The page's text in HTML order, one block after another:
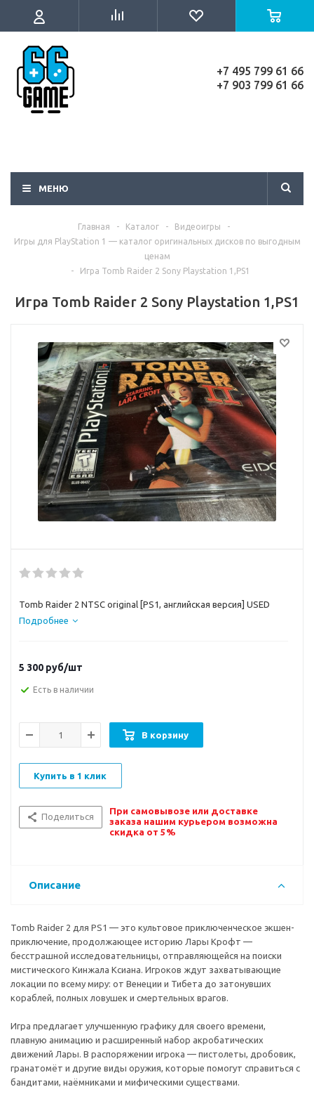
+7 495 799 61 66
+7 903 799 61 66
МЕНЮ
Главная - Каталог - Видеоигры
-
Игры для PlayStation 1 — каталог оригинальных дисков по выгодным
ценам
-
Игра Tomb Raider 2 Sony Playstation 1,PS1
Игра Tomb Raider 2 Sony Playstation 1,PS1
Tomb Raider 2 NTSC original [PS1, английская версия] USED
Подробнее
5 300 руб/шт
Есть в наличии
В корзину
Купить в 1 клик
Поделиться
При самовывозе или доставке
заказа нашим курьером возможна
скидка от 5%
Описание
Tomb Raider 2 для PS1 — это культовое приключенческое экшен-
приключение, продолжающее историю Лары Крофт —
бесстрашной исследовательницы, отправляющейся на поиски
мистического Кинжала Ксиана. Игроков ждут захватывающие
локации по всему миру: от Венеции и Тибета до затонувших
кораблей, полных ловушек и смертельных врагов.
Игра предлагает улучшенную графику для своего времени,
плавную анимацию и расширенный набор акробатических
движений Лары. В распоряжении игрока — пистолеты, дробовик,
гранатомёт и другие виды оружия, которые помогут справиться с
бандитами, наёмниками и мифическими существами.